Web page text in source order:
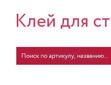
Клей для